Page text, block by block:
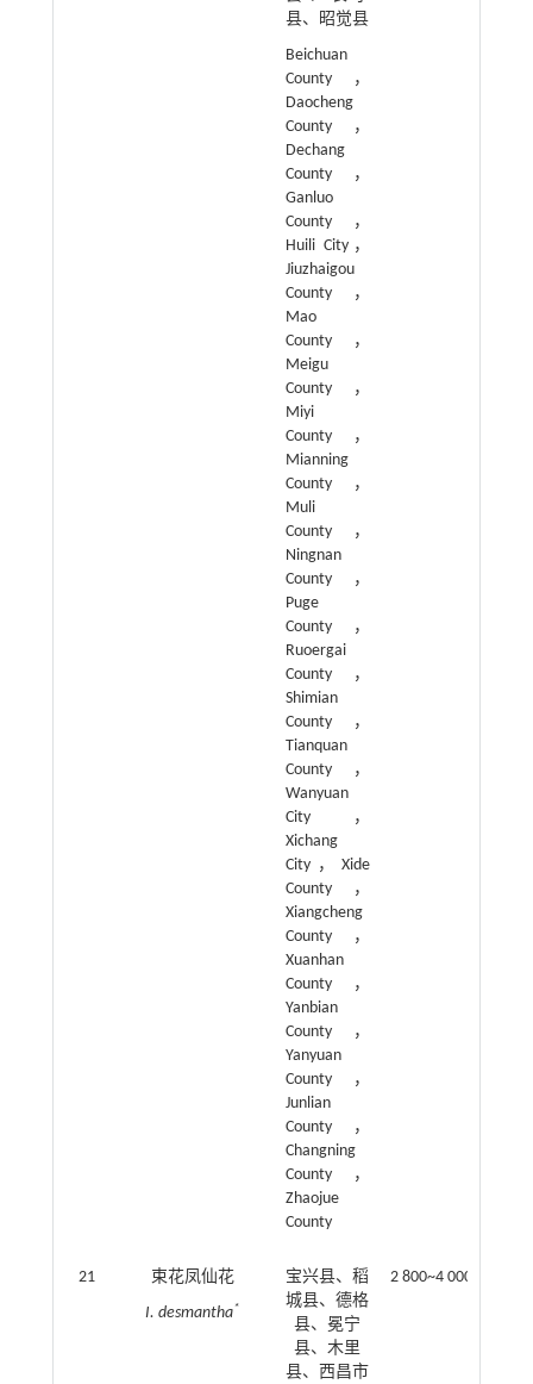
县、昭觉县
Beichuan
County，
Daocheng
County，
Dechang
County，
Ganluo
County，
Huili City，
Jiuzhaigou
County，
Mao
County，
Meigu
County，
Miyi
County，
Mianning
County，
Muli
County，
Ningnan
County，
Puge
County，
Ruoergai
County，
Shimian
County，
Tianquan
County，
Wanyuan
City，
Xichang
City，Xide
County，
Xiangcheng
County，
Xuanhan
County，
Yanbian
County，
Yanyuan
County，
Junlian
County，
Changning
County，
Zhaojue
County
21
束花凤仙花
I. desmantha*
宝兴县、稻
城县、德格
县、冕宁
县、木里
县、西昌市
2 800~4 000